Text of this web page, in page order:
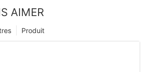
AIMER
Produit